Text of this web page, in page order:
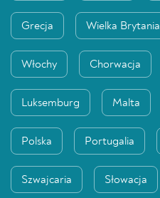
Grecja Wielka Brytania
Włochy Chorwacja
Luksemburg Malta
Polska Portugalia
Szwajcaria Słowacja